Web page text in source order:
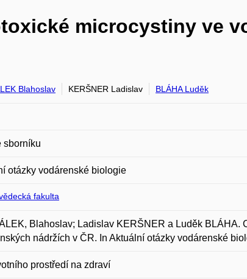
microcystiny ve
Blahoslav KERŠNER Ladislav BLÁHA Luděk
sborníku
otázky vodárenské biologie
fakulta
Blahoslav; Ladislav KERŠNER a Luděk BLÁHA.
nádržích v ČR. In Aktuální otázky vodárenské
prostředí na zdraví